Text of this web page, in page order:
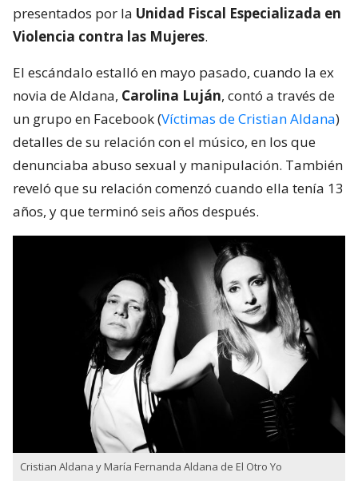
presentados por la Unidad Fiscal Especializada en
Violencia contra las Mujeres.
El escándalo estalló en mayo pasado, cuando la ex
novia de Aldana, Carolina Luján, contó a través de
un grupo en Facebook (Víctimas de Cristian Aldana)
detalles de su relación con el músico, en los que
denunciaba abuso sexual y manipulación. También
reveló que su relación comenzó cuando ella tenía 13
años, y que terminó seis años después.
Cristian Aldana y María Fernanda Aldana de El Otro Yo